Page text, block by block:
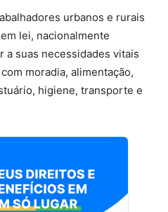
urbanos e rurais
lei, nacionalmente
a suas necessidades vitais
moradia, alimentação,
higiene, transporte e